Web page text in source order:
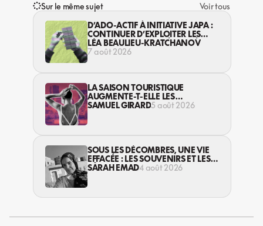
Sur le même sujet
Voir tous
D’ADO-ACTIF À INITIATIVE JAPA :
CONTINUER D’EXPLOITER LES
JEUNES… DANS LA LÉGALITÉ?
LÉA BEAULIEU-KRATCHANOV
7 août 2026
LA SAISON TOURISTIQUE
AUGMENTE-T-ELLE LES
VIOLENCES CONTRE LES
SAMUEL GIRARD5 août 2026
SOUS LES DÉCOMBRES, UNE VIE
EFFACÉE : LES SOUVENIRS ET LES
RÊVES PERDUS DES HABITANT·ES
SARAH EMAD4 août 2026